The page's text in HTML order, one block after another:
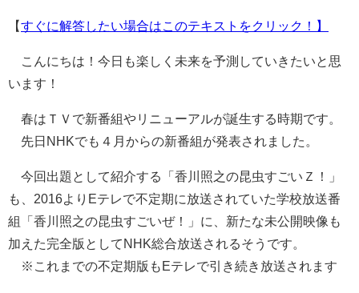
【すぐに解答したい場合はこのテキストをクリック！】
こんにちは！今日も楽しく未来を予測していきたいと思
います！
春はＴＶで新番組やリニューアルが誕生する時期です。
先日NHKでも４月からの新番組が発表されました。
今回出題として紹介する「香川照之の昆虫すごいＺ！」
も、2016よりEテレで不定期に放送されていた学校放送番
組「香川照之の昆虫すごいぜ！」に、新たな未公開映像も
加えた完全版としてNHK総合放送されるそうです。
※これまでの不定期版もEテレで引き続き放送されます